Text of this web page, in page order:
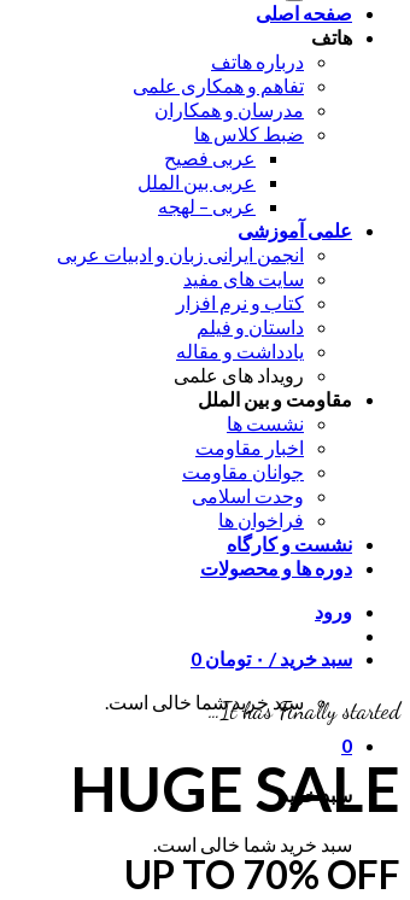
صفحه اصلی
هاتف
درباره هاتف
تفاهم و همکاری علمی
مدرسان و همکاران
ضبط کلاس ها
عربی فصیح
عربی بین الملل
عربی – لهجه
علمی آموزشی
انجمن ایرانی زبان و ادبیات عربی
سایت های مفید
کتاب و نرم افزار
داستان و فیلم
یادداشت و مقاله
رویداد های علمی
مقاومت و بین الملل
نشست ها
اخبار مقاومت
جوانان مقاومت
وحدت اسلامی
فراخوان ها
نشست و کارگاه
دوره ها و محصولات
ورود
سبد خرید / ۰ تومان 0
سبد خرید شما خالی است.
0
سبد خرید
سبد خرید شما خالی است.
It has Finally started…
HUGE SALE
UP TO 70% OFF